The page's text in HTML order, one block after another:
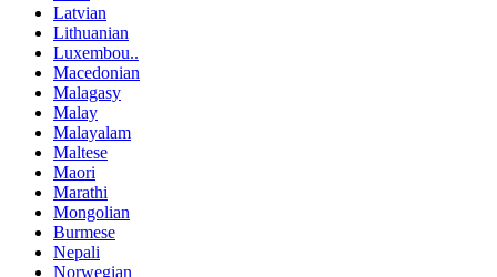
Latvian
Lithuanian
Luxembou..
Macedonian
Malagasy
Malay
Malayalam
Maltese
Maori
Marathi
Mongolian
Burmese
Nepali
Norwegian